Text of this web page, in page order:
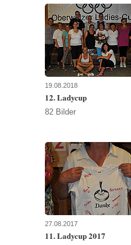
19.08.2018
12. Ladycup
82 Bilder
27.08.2017
11. Ladycup 2017